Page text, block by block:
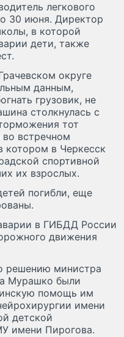
легкового
30 июня. Директор
в которой
дети, также
округе
данным,
грузовик, не
столкнулась с
тот
встречном
котором в Черкесск
спортивной
их взрослых.
погибли, еще
в ГИБДД России
движения
решению министра
Мурашко были
помощь им
имени
детской
имени Пирогова.